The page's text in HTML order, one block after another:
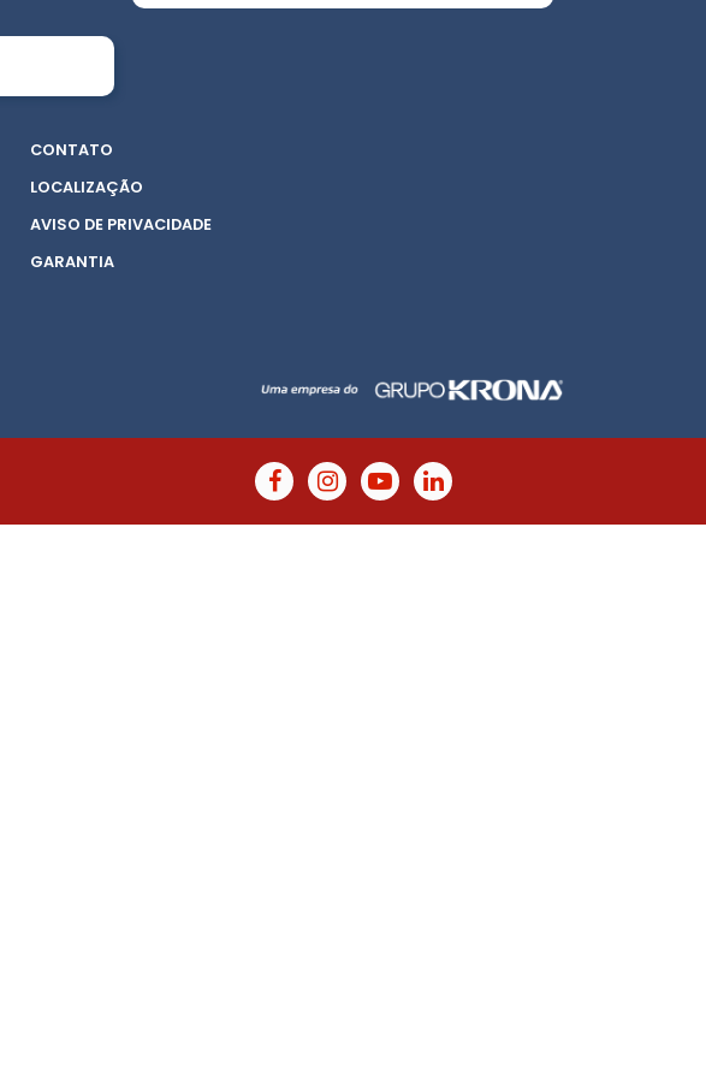
CONTATO
LOCALIZAÇÃO
AVISO DE PRIVACIDADE
GARANTIA